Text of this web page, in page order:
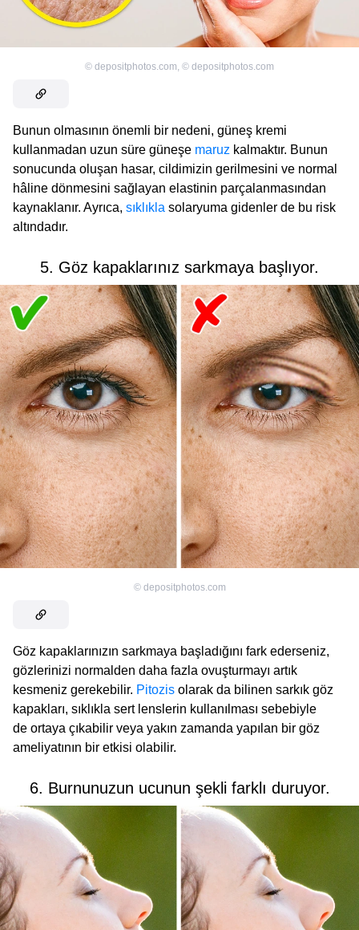
© depositphotos.com, © depositphotos.com
Bunun olmasının önemli bir nedeni, güneş kremi
kullanmadan uzun süre güneşe maruz kalmaktır. Bunun
sonucunda oluşan hasar, cildimizin gerilmesini ve normal
hâline dönmesini sağlayan elastinin parçalanmasından
kaynaklanır. Ayrıca, sıklıkla solaryuma gidenler de bu risk
altındadır.
5. Göz kapaklarınız sarkmaya başlıyor.
© depositphotos.com
Göz kapaklarınızın sarkmaya başladığını fark ederseniz,
gözlerinizi normalden daha fazla ovuşturmayı artık
kesmeniz gerekebilir. Pitozis olarak da bilinen sarkık göz
kapakları, sıklıkla sert lenslerin kullanılması sebebiyle
de ortaya çıkabilir veya yakın zamanda yapılan bir göz
ameliyatının bir etkisi olabilir.
6. Burnunuzun ucunun şekli farklı duruyor.